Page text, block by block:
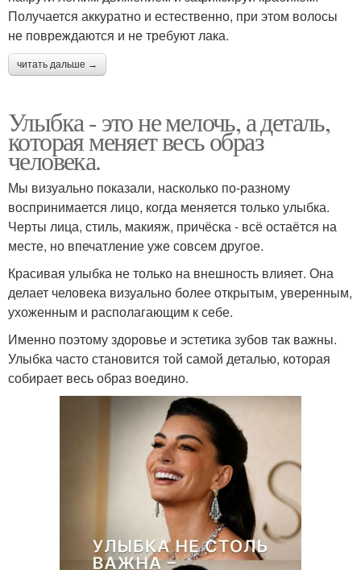
Получается аккуратно и естественно, при этом волосы
не повреждаются и не требуют лака.
читать дальше →
Улыбка - это не мелочь, а деталь,
которая меняет весь образ
человека.
Мы визуально показали, насколько по-разному
воспринимается лицо, когда меняется только улыбка.
Черты лица, стиль, макияж, причёска - всё остаётся на
месте, но впечатление уже совсем другое.
Красивая улыбка не только на внешность влияет. Она
делает человека визуально более открытым, уверенным,
ухоженным и располагающим к себе.
Именно поэтому здоровье и эстетика зубов так важны.
Улыбка часто становится той самой деталью, которая
собирает весь образ воедино.